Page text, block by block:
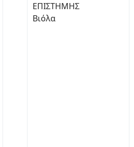
ΕΠΙΣΤΗΜΗΣ
Βιόλα